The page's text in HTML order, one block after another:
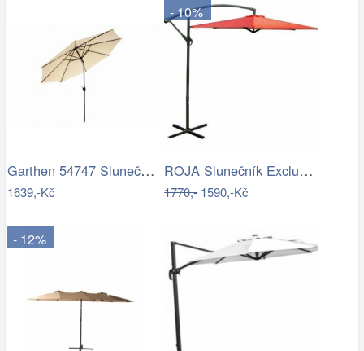
Garthen 54747 Slunečník 2,9 m sklopný -…
1639,-Kč
- 10%
ROJA Slunečník Exclusive boční 300 cm -…
1770,-1590,-Kč
- 12%